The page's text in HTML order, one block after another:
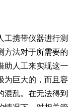
工携带仪器进行测
方法对于所需要的
助人工来实现这一
为巨大的，而且容
混乱。在无法得到